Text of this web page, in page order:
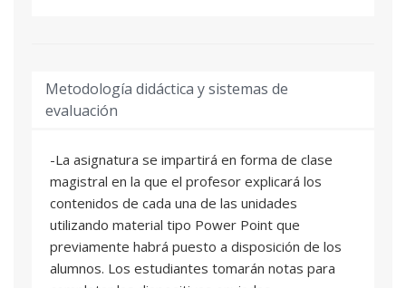
Metodología didáctica y sistemas de
evaluación
-La asignatura se impartirá en forma de clase
magistral en la que el profesor explicará los
contenidos de cada una de las unidades
utilizando material tipo Power Point que
previamente habrá puesto a disposición de los
alumnos. Los estudiantes tomarán notas para